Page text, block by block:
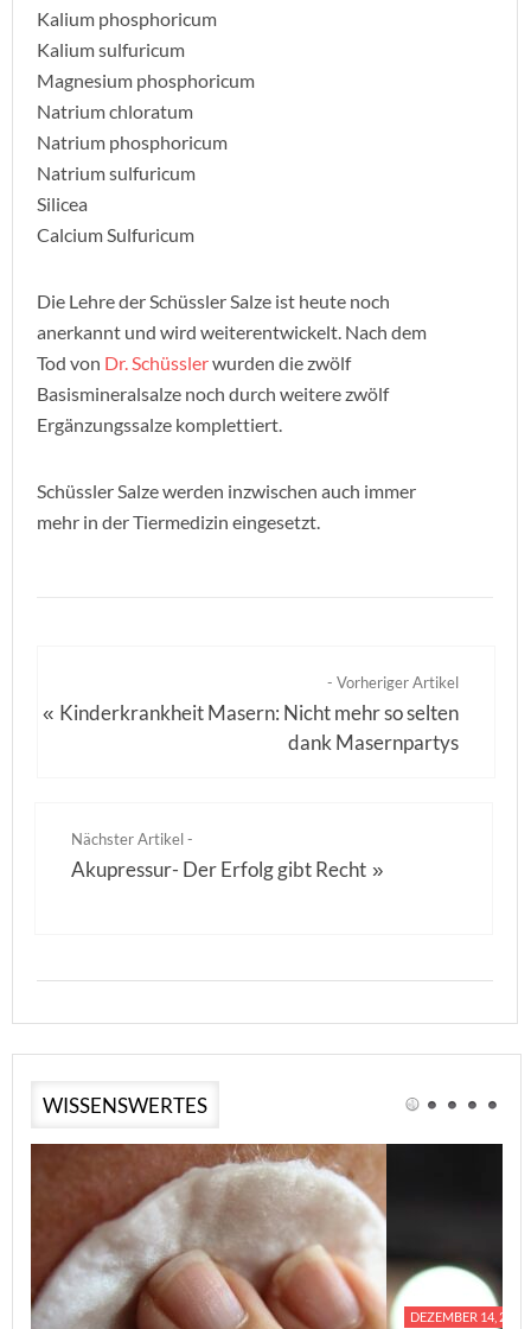
Kalium phosphoricum
Kalium sulfuricum
Magnesium phosphoricum
Natrium chloratum
Natrium phosphoricum
Natrium sulfuricum
Silicea
Calcium Sulfuricum
Die Lehre der Schüssler Salze ist heute noch
anerkannt und wird weiterentwickelt. Nach dem
Tod von Dr. Schüsslerwurden die zwölf
Basismineralsalze noch durch weitere zwölf
Ergänzungssalze komplettiert.
Schüssler Salze werden inzwischen auch immer
mehr in der Tiermedizin eingesetzt.
- Vorheriger Artikel
« Kinderkrankheit Masern: Nicht mehr so selten
dank Masernpartys
Nächster Artikel -
Akupressur- Der Erfolg gibt Recht »
WISSENSWERTES
DEZEMBER 14, 2023